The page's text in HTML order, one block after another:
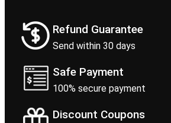
Refund Guarantee
Send within 30 days
Safe Payment
100% secure payment
Discount Coupons